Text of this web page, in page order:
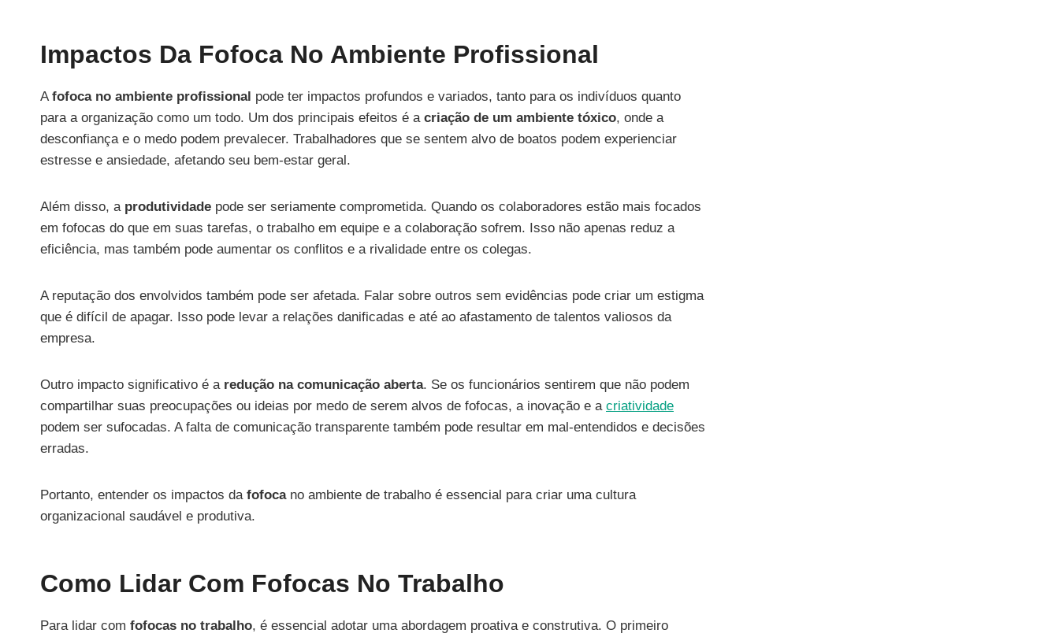
Impactos Da Fofoca No Ambiente Profissional
A fofoca no ambiente profissional pode ter impactos profundos e variados, tanto para os indivíduos quanto
para a organização como um todo. Um dos principais efeitos é a criação de um ambiente tóxico, onde a
desconfiança e o medo podem prevalecer. Trabalhadores que se sentem alvo de boatos podem experienciar
estresse e ansiedade, afetando seu bem-estar geral.
Além disso, a produtividade pode ser seriamente comprometida. Quando os colaboradores estão mais focados
em fofocas do que em suas tarefas, o trabalho em equipe e a colaboração sofrem. Isso não apenas reduz a
eficiência, mas também pode aumentar os conflitos e a rivalidade entre os colegas.
A reputação dos envolvidos também pode ser afetada. Falar sobre outros sem evidências pode criar um estigma
que é difícil de apagar. Isso pode levar a relações danificadas e até ao afastamento de talentos valiosos da
empresa.
Outro impacto significativo é a redução na comunicação aberta. Se os funcionários sentirem que não podem
compartilhar suas preocupações ou ideias por medo de serem alvos de fofocas, a inovação e a criatividade
podem ser sufocadas. A falta de comunicação transparente também pode resultar em mal-entendidos e decisões
erradas.
Portanto, entender os impactos da fofocano ambiente de trabalho é essencial para criar uma cultura
organizacional saudável e produtiva.
Como Lidar Com Fofocas No Trabalho
Para lidar com fofocas no trabalho, é essencial adotar uma abordagem proativa e construtiva. O primeiro